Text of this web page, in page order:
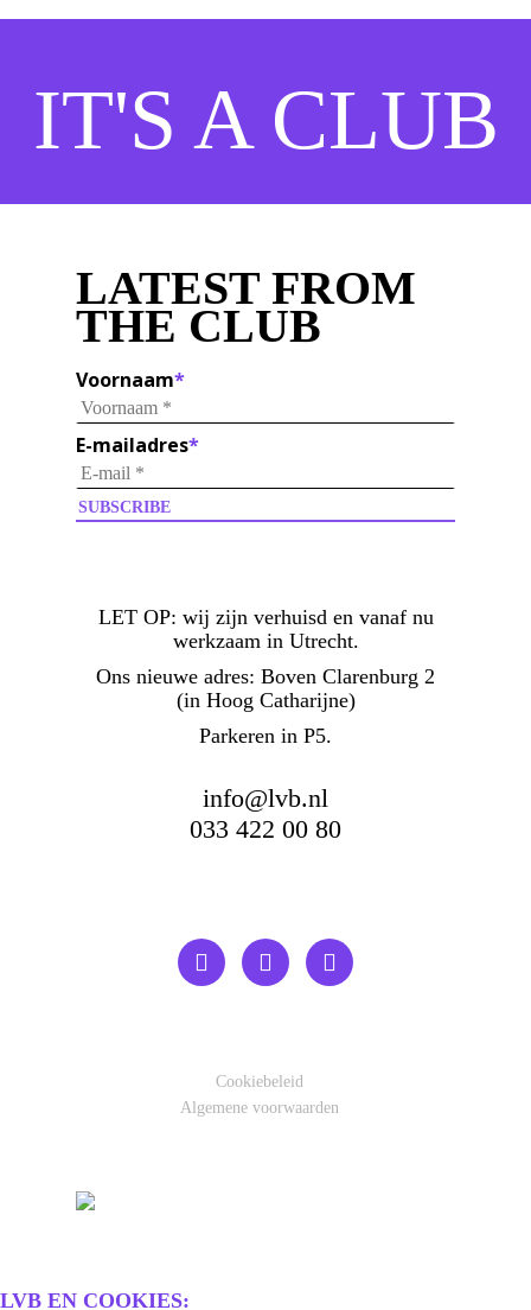
IT'S A CLUB
LATEST FROM
THE CLUB
Voornaam*
E-mailadres*
LET OP: wij zijn verhuisd en vanaf nu
werkzaam in Utrecht.
Ons nieuwe adres: Boven Clarenburg 2
(in Hoog Catharijne)
Parkeren in P5.
info@lvb.nl
033 422 00 80
Cookiebeleid
Algemene voorwaarden
LVB EN COOKIES: